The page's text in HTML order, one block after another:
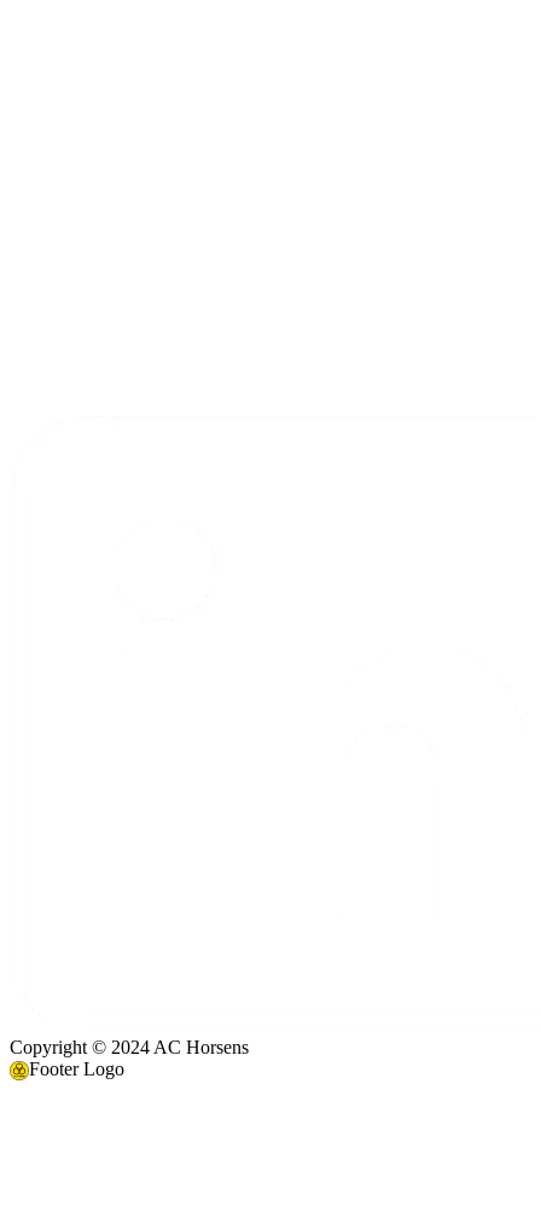
Copyright © 2024 AC Horsens
Footer Logo